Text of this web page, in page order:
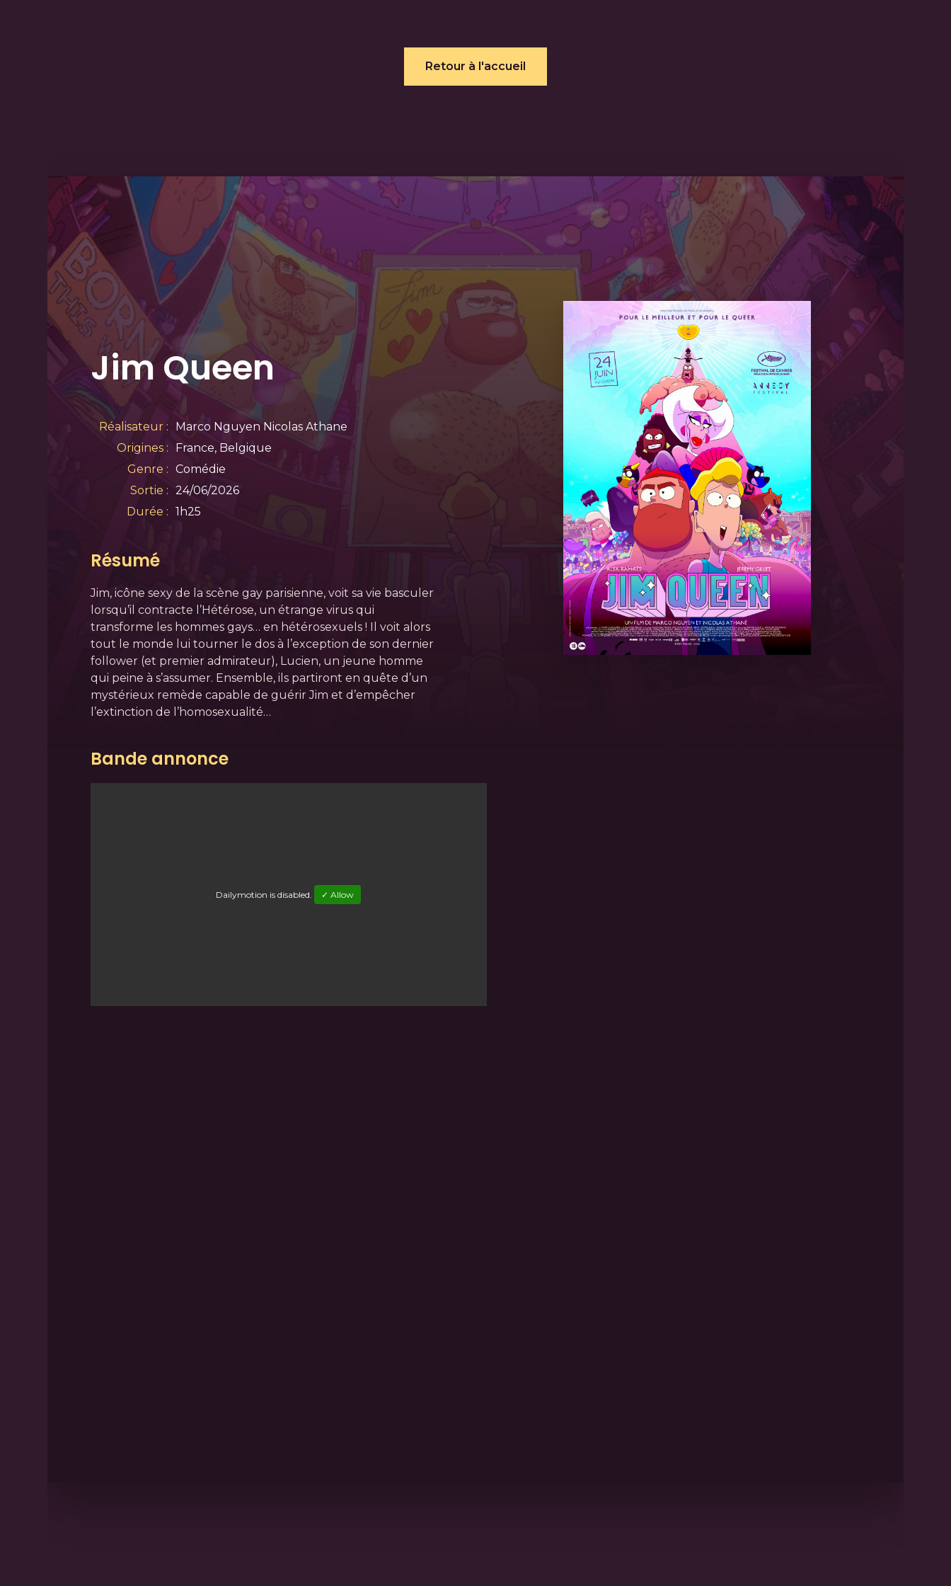
Retour à l'accueil
Jim Queen
Réalisateur :
Marco Nguyen Nicolas Athane
Origines :
France, Belgique
Genre : Comédie
Sortie : 24/06/2026
Durée : 1h25
Résumé
Jim, icône sexy de la scène gay parisienne, voit sa vie basculer
lorsqu’il contracte l’Hétérose, un étrange virus qui
transforme les hommes gays… en hétérosexuels ! Il voit alors
tout le monde lui tourner le dos à l’exception de son dernier
follower (et premier admirateur), Lucien, un jeune homme
qui peine à s’assumer. Ensemble, ils partiront en quête d’un
mystérieux remède capable de guérir Jim et d’empêcher
l’extinction de l’homosexualité…
Bande annonce
Dailymotion is disabled. ✓ Allow